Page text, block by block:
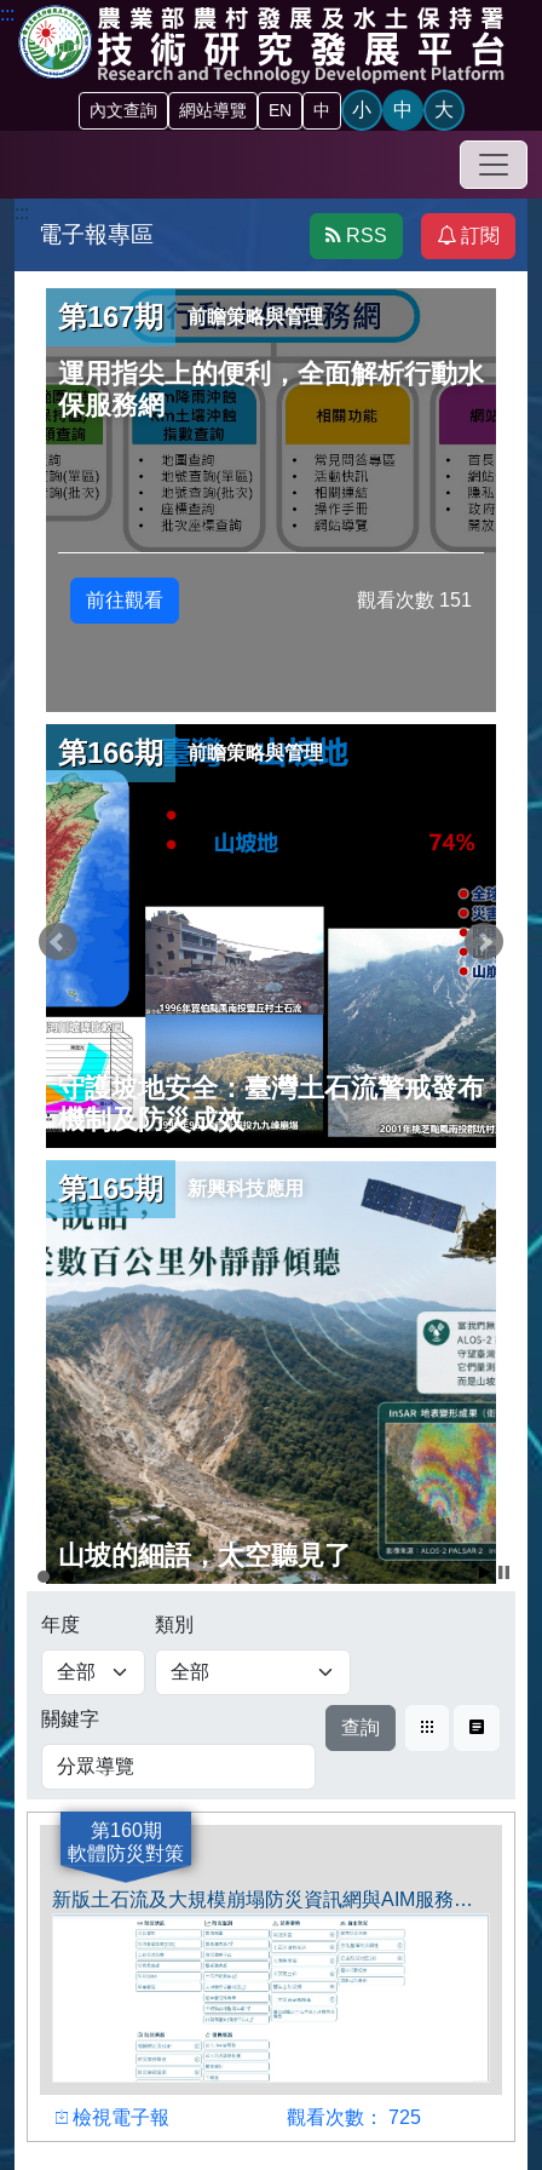
跳到主要內容區塊
內文查詢 網站導覽 EN 中 小 中 大
手機
:::
電子報專區 RSS 訂閱
:::
第167期 前瞻策略與管理
運用指尖上的便利，全面解析行動水
保服務網
前往觀看 觀看次數 151
第166期 前瞻策略與管理
守護坡地安全：臺灣土石流警戒發布
機制及防災成效
第165期 新興科技應用
山坡的細語，太空聽見了
年度 類別
關鍵字 查詢 卡片式表格式
第160期
軟體防災對策
新版土石流及大規模崩塌防災資訊網與AIM服務介紹
檢視檢視電子報 觀看人數
觀看次數： 725